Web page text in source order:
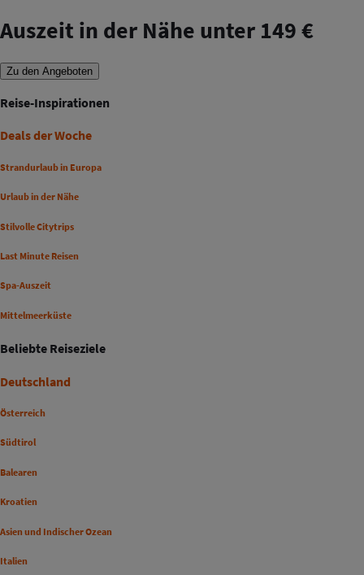
Auszeit in der Nähe unter 149 €
Zu den Angeboten
Reise-Inspirationen
Deals der Woche
Strandurlaub in Europa
Urlaub in der Nähe
Stilvolle Citytrips
Last Minute Reisen
Spa-Auszeit
Mittelmeerküste
Beliebte Reiseziele
Deutschland
Österreich
Südtirol
Balearen
Kroatien
Asien und Indischer Ozean
Italien